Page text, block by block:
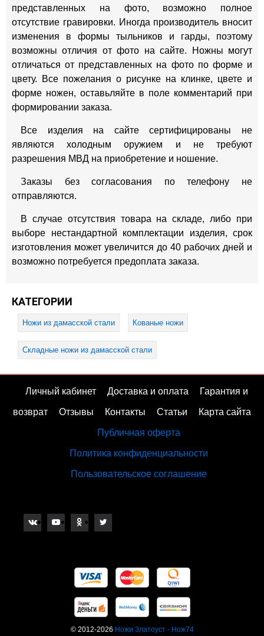
представленных на фото, возможно полное
отсутствие гравировки. Иногда производитель вносит
изменения в формы тыльников и гарды, поэтому
возможны отличия от фото на сайте. Ножны могут
отличаться от представленных на фото по форме и
цвету. Все пожелания о рисунке на клинке, цвете и
форме ножен, оставьляйте в поле комментарий при
формировании заказа.
Все изделия на сайте сертифицированы не
являются холодным оружием и не требуют
разрешения МВД на приобретение и ношение.
Заказы без согласования по телефону не
отправляются.
В случае отсутствия товара на складе, либо при
выборе нестандартной комплектации изделия, срок
изготовления может увеличится до 40 рабочих дней и
возможно потребуется предоплата заказа.
КАТЕГОРИИ
Ножи из дамасской стали Кованые ножи
Складные ножи из дамасской стали
Личный кабинет Доставка и оплата Гарантия и
возврат Отзывы Контакты Статьи Карта сайта
Публичная оферта
Политика конфиденциальности
Пользовательское соглашение
© 2012-2026 Ножи Златоуст - Нож74